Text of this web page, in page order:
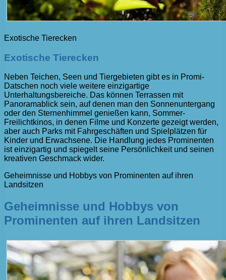
Exotische Tierecken
Exotische Tierecken
Neben Teichen, Seen und Tiergebieten gibt es in Promi-
Datschen noch viele weitere einzigartige
Unterhaltungsbereiche. Das können Terrassen mit
Panoramablick sein, auf denen man den Sonnenuntergang
oder den Sternenhimmel genießen kann, Sommer-
Freilichtkinos, in denen Filme und Konzerte gezeigt werden,
aber auch Parks mit Fahrgeschäften und Spielplätzen für
Kinder und Erwachsene. Die Handlung jedes Prominenten
ist einzigartig und spiegelt seine Persönlichkeit und seinen
kreativen Geschmack wider.
Geheimnisse und Hobbys von Prominenten auf ihren
Landsitzen
Geheimnisse und Hobbys von
Prominenten auf ihren Landsitzen